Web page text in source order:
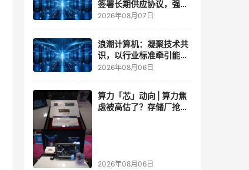
签署长期供应协议，强化
一体化人工智能云平台
2026年08月07日
浪潮计算机：凝聚技术共
识，以行业标准牵引能力
跃升
2026年08月06日
算力「芯」动向 | 算力焦
虑被高估了？存储厂抢了
2026年08月06日